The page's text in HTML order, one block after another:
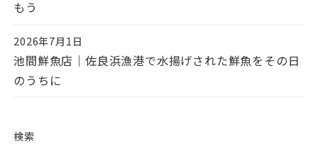
もう
投稿日
2026年7月1日
池間鮮魚店｜佐良浜漁港で水揚げされた鮮魚をその日
のうちに
検索